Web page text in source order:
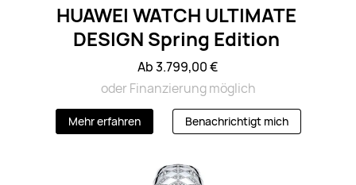
HUAWEI WATCH ULTIMATE
DESIGN Spring Edition
Ab 3.799,00 €
oder Finanzierung möglich
Mehr erfahren Benachrichtigt mich